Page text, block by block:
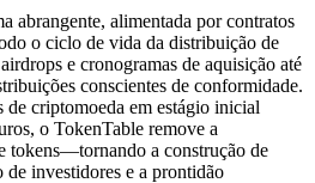
abrangente, alimentada por contratos
o ciclo de vida da distribuição de
e cronogramas de aquisição até
conscientes de conformidade.
de criptomoeda em estágio inicial
o TokenTable remove a
tokens—tornando a construção de
investidores e a prontidão